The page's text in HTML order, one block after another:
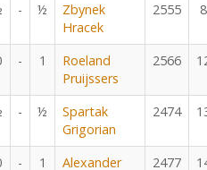
- ½
Zbynek
Hracek
2555 8
- 1
Roeland
Pruijssers
2566
- ½
Spartak
Grigorian
2474
- 1
Alexander
2477